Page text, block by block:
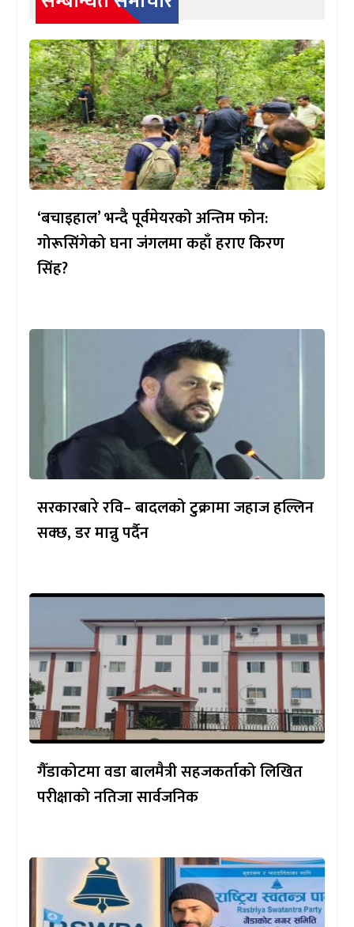
‘बचाइहाल’ भन्दै पूर्वमेयरको अन्तिम फोन:
गोरूसिंगेको घना जंगलमा कहाँ हराए किरण
सिंह?
सरकारबारे रवि– बादलको टुक्रामा जहाज हल्लिन
सक्छ, डर मान्नु पर्दैन
गैँडाकोटमा वडा बालमैत्री सहजकर्ताको लिखित
परीक्षाको नतिजा सार्वजनिक